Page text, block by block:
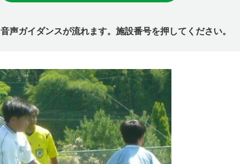
音声ガイダンスが流れます。施設番号を押してください。